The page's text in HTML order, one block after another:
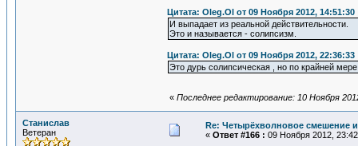
Цитата: Oleg.Ol от 09 Ноября 2012, 14:51:30
И выпадает из реальной действительности.
Это и называется - солипсизм.
Цитата: Oleg.Ol от 09 Ноября 2012, 22:36:33
Это дурь солипсическая , но по крайней мере
« Последнее редактирование: 10 Ноября
Станислав
Ветеран
Re: Четырёхволновое смешение и
« Ответ #166 : 09 Ноября 2012,